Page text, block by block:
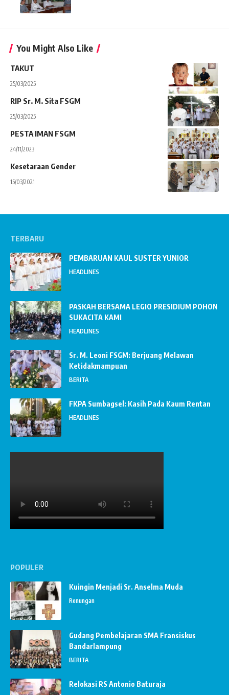
You Might Also Like
TAKUT
25/03/2025
RIP Sr. M. Sita FSGM
25/03/2025
PESTA IMAN FSGM
24/11/2023
Kesetaraan Gender
15/03/2021
TERBARU
PEMBARUAN KAUL SUSTER YUNIOR
HEADLINES
PASKAH BERSAMA LEGIO PRESIDIUM POHON
SUKACITA KAMI
HEADLINES
Sr. M. Leoni FSGM: Berjuang Melawan
Ketidakmampuan
BERITA
FKPA Sumbagsel: Kasih Pada Kaum Rentan
HEADLINES
POPULER
Kuingin Menjadi Sr. Anselma Muda
Renungan
Gudang Pembelajaran SMA Fransiskus
Bandarlampung
BERITA
Relokasi RS Antonio Baturaja